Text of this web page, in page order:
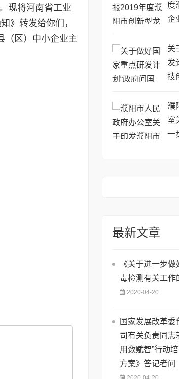
现将河南省工业
》转发给你们，
（区）中小企业主
度
企
关
发
技
申
濮
室
一
最新文章
《关于进一步
毒检测有关工作
2020-04-20
国家发展改革
司有关负责同志
用数赋智”行动
方案》答记者问